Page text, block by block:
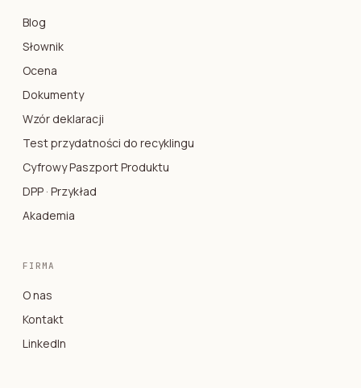
Blog
Słownik
Ocena
Dokumenty
Wzór deklaracji
Test przydatności do recyklingu
Cyfrowy Paszport Produktu
DPP · Przykład
Akademia
FIRMA
O nas
Kontakt
LinkedIn